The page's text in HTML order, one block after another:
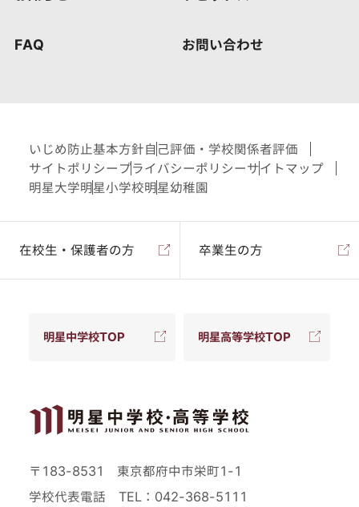
FAQ お問い合わせ
いじめ防止基本方針自己評価・学校関係者評価
サイトポリシー プライバシーポリシーサイトマップ
明星大学明星小学校明星幼稚園
在校生・保護者の方 卒業生の方
明星中学校TOP 明星高等学校TOP
〒183-8531 東京都府中市栄町1-1
学校代表電話 TEL：042-368-5111